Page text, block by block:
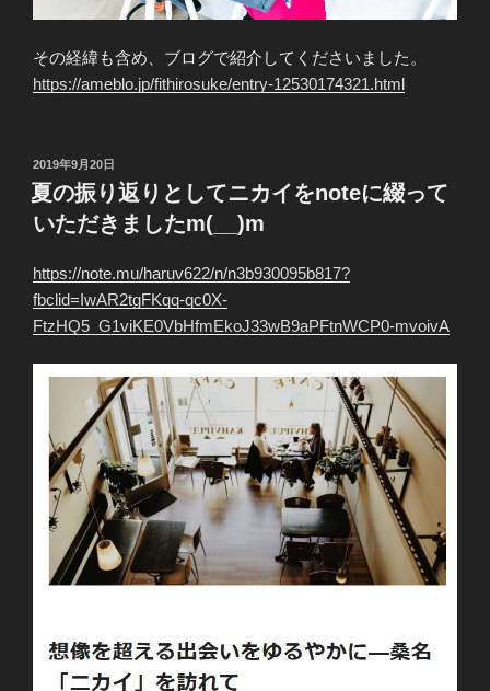
その経緯も含め、ブログで紹介してくださいました。
https://ameblo.jp/fithirosuke/entry-12530174321.html
投
稿
日:
2019年9月20日
夏の振り返りとしてニカイをnoteに綴って
いただきましたm(__)m
https://note.mu/haruv622/n/n3b930095b817?
fbclid=IwAR2tgFKqq-qc0X-
FtzHQ5_G1viKE0VbHfmEkoJ33wB9aPFtnWCP0-mvoivA